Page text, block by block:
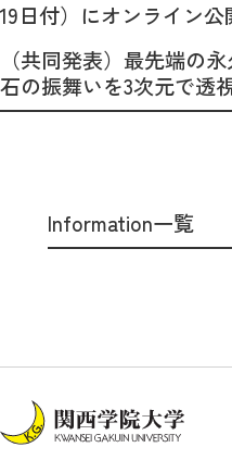
19日付）にオンライン公
（共同発表）最先端の
石の振舞いを3次元で透
Information一覧